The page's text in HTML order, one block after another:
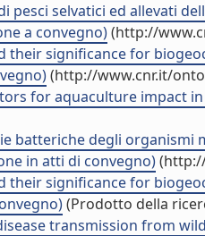
pesci selvatici ed allevati
a convegno)(http://
their significance for
(http://www.cnr.it/
for aquaculture impact
batteriche degli
in atti di convegno)
their significance for
(Prodotto della
transmission from